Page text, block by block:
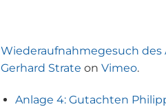
Wiederaufnahmegesuch des
Gerhard Strate on Vimeo.
Anlage 4: Gutachten